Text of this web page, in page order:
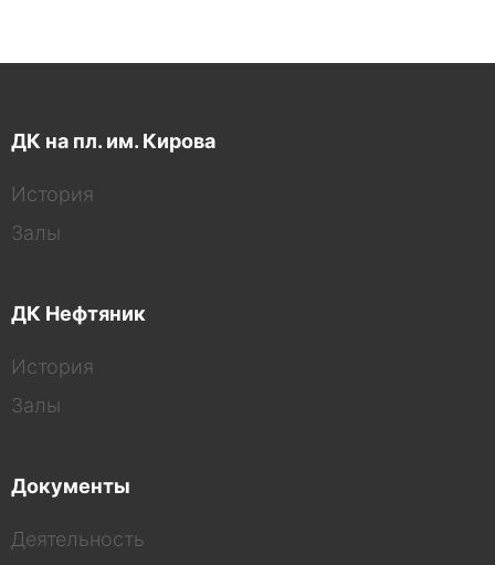
ДК на пл. им. Кирова
История
Залы
ДК Нефтяник
История
Залы
Документы
Деятельность